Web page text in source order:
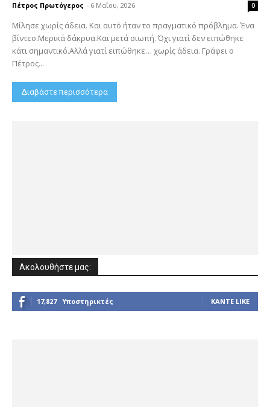
Πέτρος Πρωτόγερος - 6 Μαΐου, 2026 0
Μίλησε χωρίς άδεια. Και αυτό ήταν το πραγματικό πρόβλημα. Ένα
βίντεο.Μερικά δάκρυα.Και μετά σιωπή. Όχι γιατί δεν ειπώθηκε
κάτι σημαντικό.Αλλά γιατί ειπώθηκε… χωρίς άδεια. Γράφει ο
Πέτρος...
Διαβάστε περισσότερα
Ακολουθήστε μας:
17,827 Υποστηρικτές ΚΆΝΤΕ LIKE